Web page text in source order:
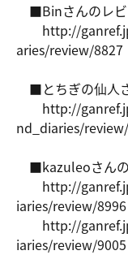
■Binさんのレ
http://gan
aries/review/8827
■とちぎの仙人
http://gan
nd_diaries/
■kazuleoさん
http://gan
iaries/review/8996
http://gan
iaries/review/9005